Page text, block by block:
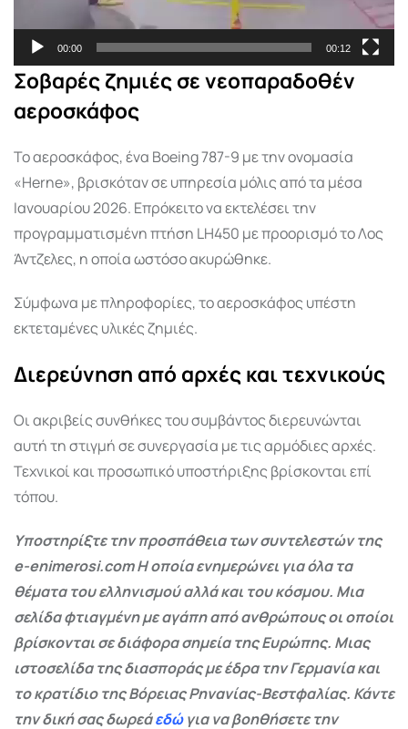
00:00 00:12
Σοβαρές ζημιές σε νεοπαραδοθέν
αεροσκάφος
Το αεροσκάφος, ένα Boeing 787-9 με την ονομασία
«Herne», βρισκόταν σε υπηρεσία μόλις από τα μέσα
Ιανουαρίου 2026. Επρόκειτο να εκτελέσει την
προγραμματισμένη πτήση LH450 με προορισμό το Λος
Άντζελες, η οποία ωστόσο ακυρώθηκε.
Σύμφωνα με πληροφορίες, το αεροσκάφος υπέστη
εκτεταμένες υλικές ζημιές.
Διερεύνηση από αρχές και τεχνικούς
Οι ακριβείς συνθήκες του συμβάντος διερευνώνται
αυτή τη στιγμή σε συνεργασία με τις αρμόδιες αρχές.
Τεχνικοί και προσωπικό υποστήριξης βρίσκονται επί
τόπου.
Υποστηρίξτε την προσπάθεια των συντελεστών της
e-enimerosi.com Η οποία ενημερώνει για όλα τα
θέματα του ελληνισμού αλλά και του κόσμου. Μια
σελίδα φτιαγμένη με αγάπη από ανθρώπους οι οποίοι
βρίσκονται σε διάφορα σημεία της Ευρώπης. Μιας
ιστοσελίδα της διασποράς με έδρα την Γερμανία και
το κρατίδιο της Βόρειας Ρηνανίας-Βεστφαλίας. Κάντε
την δική σας δωρεάεδώγια να βοηθήσετε την